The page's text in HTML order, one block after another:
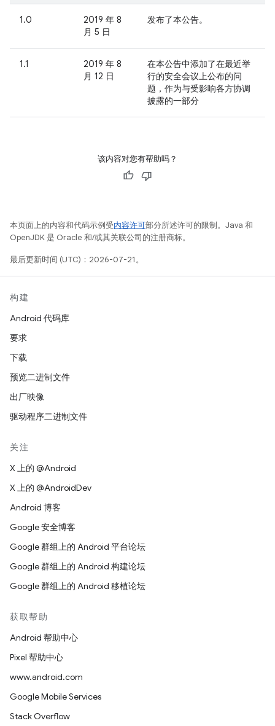
1.0
2019 年 8
月 5 日
发布了本公告。
1.1
2019 年 8
月 12 日
在本公告中添加了在最近举
行的安全会议上公布的问
题，作为与受影响各方协调
披露的一部分
该内容对您有帮助吗？
本页面上的内容和代码示例受内容许可部分所述许可的限制。Java 和
OpenJDK 是 Oracle 和/或其关联公司的注册商标。
最后更新时间 (UTC)：2026-07-21。
构建
Android 代码库
要求
下载
预览二进制文件
出厂映像
驱动程序二进制文件
关注
X 上的 @Android
X 上的 @AndroidDev
Android 博客
Google 安全博客
Google 群组上的 Android 平台论坛
Google 群组上的 Android 构建论坛
Google 群组上的 Android 移植论坛
获取帮助
Android 帮助中心
Pixel 帮助中心
www.android.com
Google Mobile Services
Stack Overflow